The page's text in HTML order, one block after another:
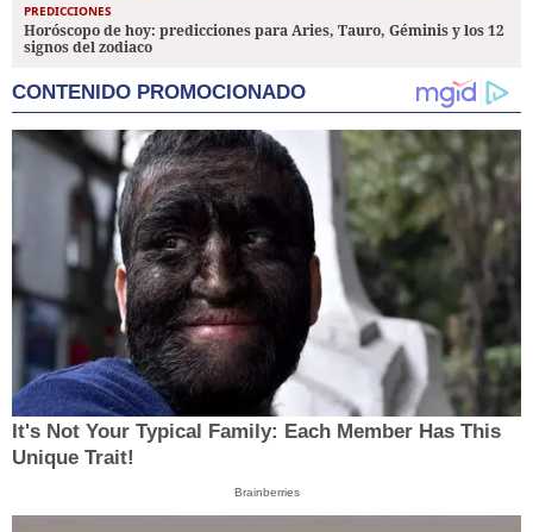
PREDICCIONES
Horóscopo de hoy: predicciones para Aries, Tauro, Géminis y los 12
signos del zodiaco
CONTENIDO PROMOCIONADO
It's Not Your Typical Family: Each Member Has This
Unique Trait!
Brainberries